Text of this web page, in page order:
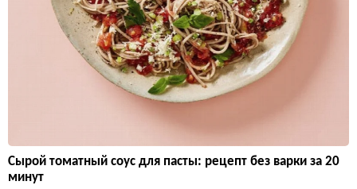
Сырой томатный соус для пасты: рецепт без варки за 20
минут